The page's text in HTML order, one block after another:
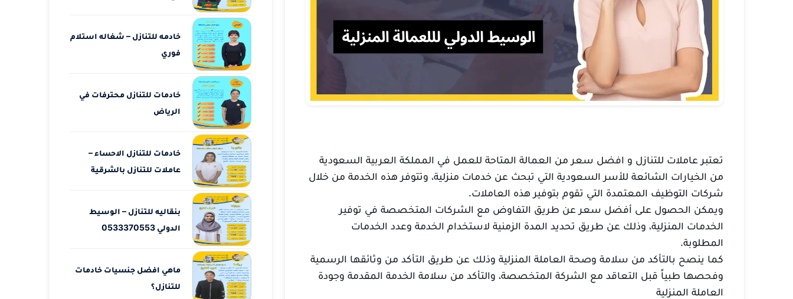
تعتبر عاملات للتنازل و افضل سعر من العمالة المتاحة للعمل في المملكة العربية السعودية
من الخيارات الشائعة للأسر السعودية التي تبحث عن خدمات منزلية، وتتوفر هذه الخدمة من خلال
شركات التوظيف المعتمدة التي تقوم بتوفير هذه العاملات.
ويمكن الحصول على أفضل سعر عن طريق التفاوض مع الشركات المتخصصة في توفير
الخدمات المنزلية، وذلك عن طريق تحديد المدة الزمنية لاستخدام الخدمة وعدد الخدمات
المطلوبة.
كما ينصح بالتأكد من سلامة وصحة العاملة المنزلية وذلك عن طريق التأكد من وثائقها الرسمية
وفحصها طبياً قبل التعاقد مع الشركة المتخصصة، والتأكد من سلامة الخدمة المقدمة وجودة
العاملة المنزلية
خادمه للتنازل – شغاله استلام
فوري
خادمات للتنازل محترفات في
الرياض
خادمات للتنازل الاحساء –
عاملات للتنازل بالشرقية
بنقاليه للتنازل – الوسيط
الدولي 0533370553
ماهي افضل جنسيات خادمات
للتنازل؟